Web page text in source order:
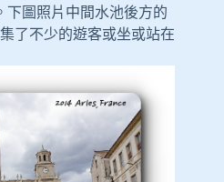
下圖照片中間水池後方的
了不少的遊客或坐或站在